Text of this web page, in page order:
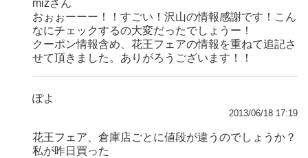
mizさん
おぉぉーーー！！すごい！沢山の情報感謝です！こん
なにチェックするの大変だったでしょうー！
クーポン情報含め、花王フェアの情報を重ねて追記さ
せて頂きました。ありがろうございます！！
ぽよ
2013/06/18 17:19
花王フェア、倉庫店ごとに値段が違うのでしょうか？
私が昨日買った